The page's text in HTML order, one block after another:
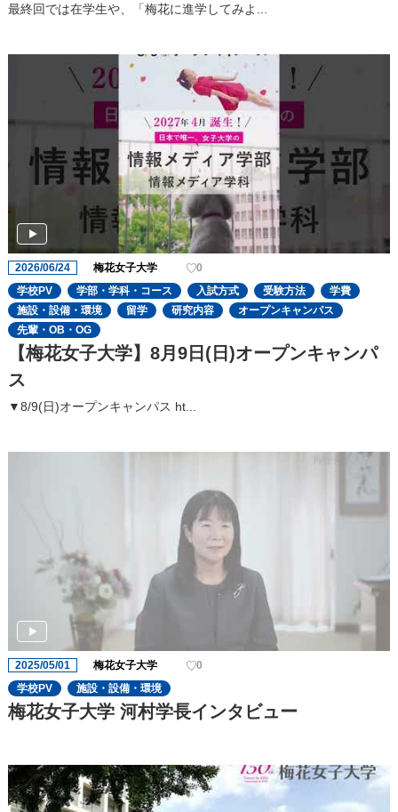
最終回では在学生や、「梅花に進学してみよ...
2026/06/24 梅花女子大学
0
学校PV
学部・学科・コース 入試方式 受験方法
学費
施設・設備・環境
留学 研究内容
オープンキャンパス
先輩・OB・OG
【梅花女子大学】8月9日(日)オープンキャンパ
ス
▼8/9(日)オープンキャンパス ht...
2025/05/01 梅花女子大学
0
学校PV
施設・設備・環境
梅花女子大学 河村学長インタビュー